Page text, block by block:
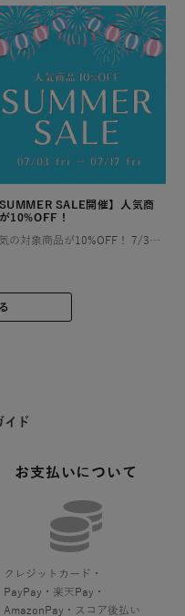
SUMMER SALE開催】人気商
10%OFF！
人気の対象商品が10%OFF！ 7/3〜7/17の2週間限定！ お部屋やアウトドアで快適な夏を過ごすために特別セールを開催します！ お得なこの機会にぜひチェックしてみてくださいね🎶 ゴミ箱（ダストボックス） […]
ド
お支払いについて
クレジットカード・
PayPay・楽天Pay・
AmazonPay・スコア後払い